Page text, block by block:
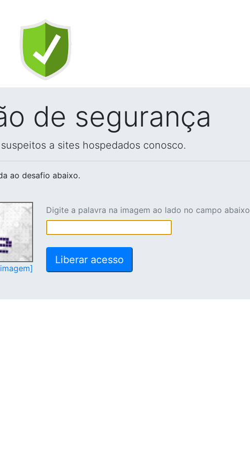
de segurança
a sites hospedados conosco.
ao desafio abaixo.
Digite a palavra na imagem ao lado no campo abaixo